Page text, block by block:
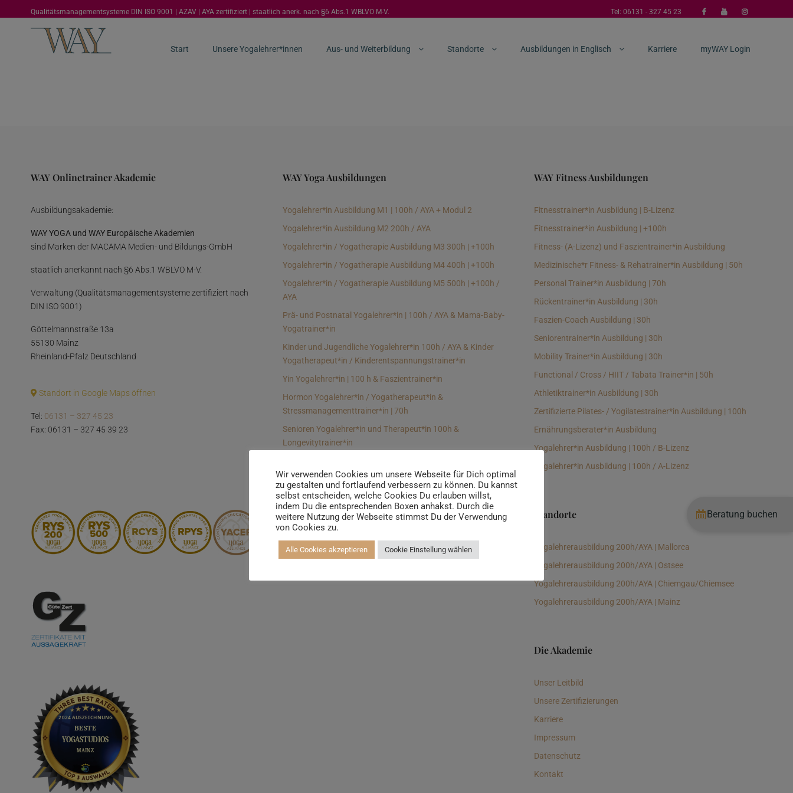
Qualitätsmanagementsysteme DIN ISO 9001 | AZAV | AYA zertifiziert | staatlich anerk. nach §6 Abs.1 WBLVO M-V. Tel: 06131 - 327 45 23
Start Unsere Yogalehrer*innen Aus- und Weiterbildung Standorte Ausbildungen in Englisch Karriere myWAY Login
WAY Onlinetrainer Akademie
Ausbildungsakademie:
WAY YOGA und WAY Europäische Akademien
sind Marken der MACAMA Medien- und Bildungs-GmbH
staatlich anerkannt nach §6 Abs.1 WBLVO M-V.
Verwaltung (Qualitätsmanagementsysteme zertifiziert nach
DIN ISO 9001)
Göttelmannstraße 13a
55130 Mainz
Rheinland-Pfalz Deutschland
Standort in Google Maps öffnen
Tel: 06131 – 327 45 23
Fax: 06131 – 327 45 39 23
WAY Yoga Ausbildungen
Yogalehrer*in Ausbildung M1 | 100h / AYA + Modul 2
Yogalehrer*in Ausbildung M2 200h / AYA
Yogalehrer*in / Yogatherapie Ausbildung M3 300h | +100h
Yogalehrer*in / Yogatherapie Ausbildung M4 400h | +100h
Yogalehrer*in / Yogatherapie Ausbildung M5 500h | +100h /
AYA
Prä- und Postnatal Yogalehrer*in | 100h / AYA & Mama-Baby-
Yogatrainer*in
Kinder und Jugendliche Yogalehrer*in 100h / AYA & Kinder
Yogatherapeut*in / Kinderentspannungstrainer*in
Yin Yogalehrer*in | 100 h & Faszientrainer*in
Hormon Yogalehrer*in / Yogatherapeut*in &
Stressmanagementtrainer*in | 70h
Senioren Yogalehrer*in und Therapeut*in 100h &
Longevitytrainer*in
Meditationsleiter*in | 50h & Achtsamkeitstrainer*in
Yoga Alignmenttrainer*in | 40h
Yoga Hilfsmitteltrainer*in Ausbildung | 10 h
WAY Fitness Ausbildungen
Fitnesstrainer*in Ausbildung | B-Lizenz
Fitnesstrainer*in Ausbildung | +100h
Fitness- (A-Lizenz) und Faszientrainer*in Ausbildung
Medizinische*r Fitness- & Rehatrainer*in Ausbildung | 50h
Personal Trainer*in Ausbildung | 70h
Rückentrainer*in Ausbildung | 30h
Faszien-Coach Ausbildung | 30h
Seniorentrainer*in Ausbildung | 30h
Mobility Trainer*in Ausbildung | 30h
Functional / Cross / HIIT / Tabata Trainer*in | 50h
Athletiktrainer*in Ausbildung | 30h
Zertifizierte Pilates- / Yogilatestrainer*in Ausbildung | 100h
Ernährungsberater*in Ausbildung
Yogalehrer*in Ausbildung | 100h / B-Lizenz
Yogalehrer*in Ausbildung | 100h / A-Lizenz
Standorte
Yogalehrerausbildung 200h/AYA | Mallorca
Yogalehrerausbildung 200h/AYA | Ostsee
Yogalehrerausbildung 200h/AYA | Chiemgau/Chiemsee
Yogalehrerausbildung 200h/AYA | Mainz
Die Akademie
Unser Leitbild
Unsere Zertifizierungen
Karriere
Impressum
Datenschutz
Kontakt
Wir verwenden Cookies um unsere Webseite für Dich optimal
zu gestalten und fortlaufend verbessern zu können. Du kannst
selbst entscheiden, welche Cookies Du erlauben willst,
indem Du die entsprechenden Boxen anhakst. Durch die
weitere Nutzung der Webseite stimmst Du der Verwendung
von Cookies zu.
Alle Cookies akzeptieren Cookie Einstellung wählen
Beratung buchen